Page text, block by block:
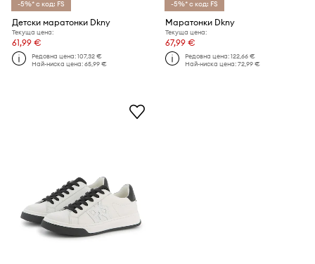
-5%* с код: FS
Детски маратонки Dkny
Текуща цена:
61,99 €
Редовна цена:107,32 €
Най-ниска цена:65,99 €
-5%* с код: FS
Маратонки Dkny
Текуща цена:
67,99 €
Редовна цена:122,66 €
Най-ниска цена:72,99 €